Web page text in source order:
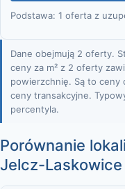
Podstawa: 1 oferta z
Dane obejmują 2 oferty.
ceny za m² z 2 oferty
powierzchnię. Są to
ceny transakcyjne.
percentyla.
Porównanie
Jelcz-Laskowice